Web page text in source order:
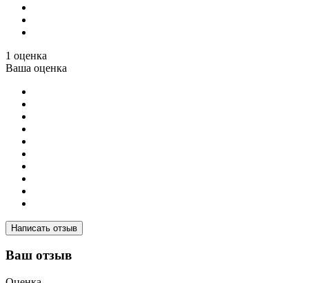
1 оценка
Ваша оценка
Написать отзыв
Ваш отзыв